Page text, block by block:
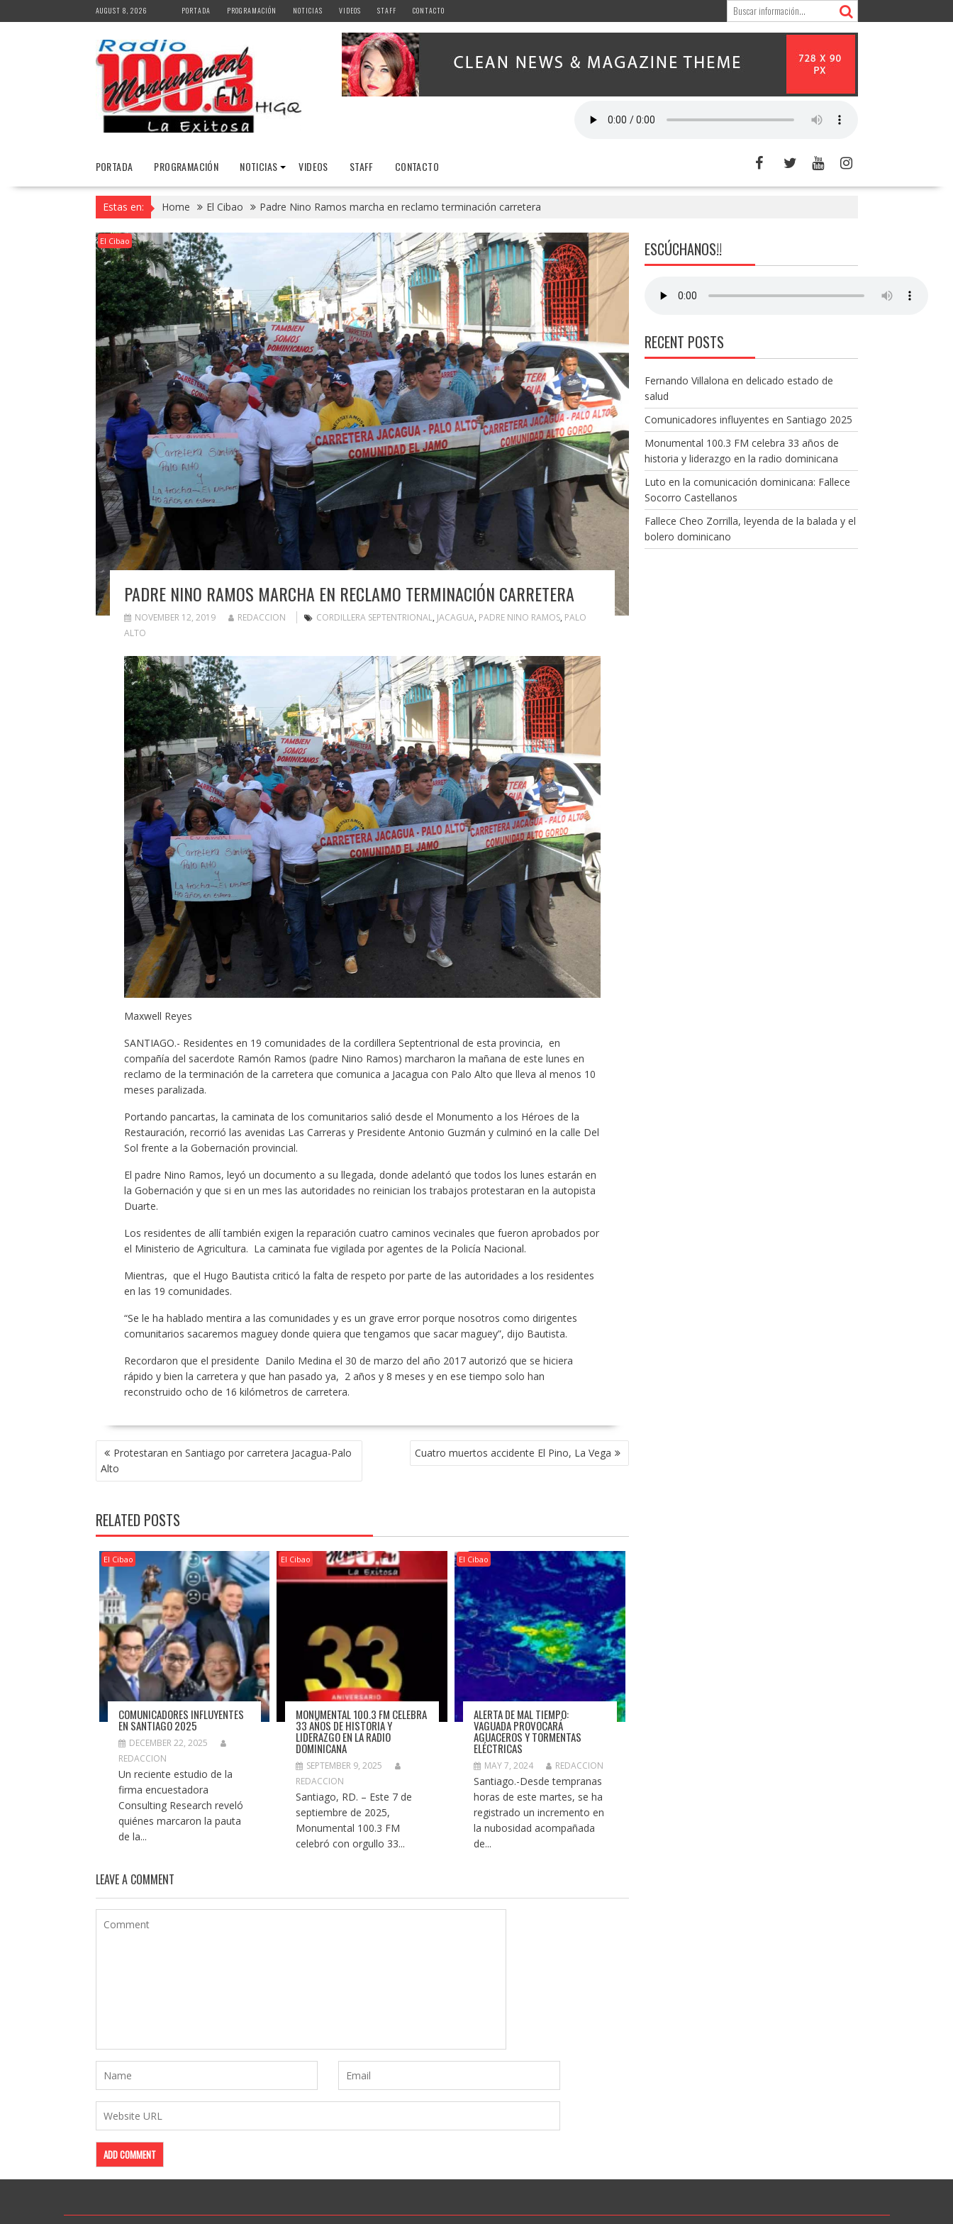
to
AUGUST 8, 2026 PORTADA PROGRAMACIÓN NOTICIAS VIDEOS STAFF CONTACTO
PORTADA PROGRAMACIÓN NOTICIAS VIDEOS STAFF CONTACTO
Estas en: Home El Cibao Padre Nino Ramos marcha en reclamo terminación carretera
El Cibao
PADRE NINO RAMOS MARCHA EN RECLAMO TERMINACIÓN CARRETERA
NOVEMBER 12, 2019 REDACCION CORDILLERA SEPTENTRIONAL, JACAGUA, PADRE NINO RAMOS, PALO
ALTO
Maxwell Reyes
SANTIAGO.- Residentes en 19 comunidades de la cordillera Septentrional de esta provincia, en
compañía del sacerdote Ramón Ramos (padre Nino Ramos) marcharon la mañana de este lunes en
reclamo de la terminación de la carretera que comunica a Jacagua con Palo Alto que lleva al menos 10
meses paralizada.
Portando pancartas, la caminata de los comunitarios salió desde el Monumento a los Héroes de la
Restauración, recorrió las avenidas Las Carreras y Presidente Antonio Guzmán y culminó en la calle Del
Sol frente a la Gobernación provincial.
El padre Nino Ramos, leyó un documento a su llegada, donde adelantó que todos los lunes estarán en
la Gobernación y que si en un mes las autoridades no reinician los trabajos protestaran en la autopista
Duarte.
Los residentes de allí también exigen la reparación cuatro caminos vecinales que fueron aprobados por
el Ministerio de Agricultura. La caminata fue vigilada por agentes de la Policía Nacional.
Mientras, que el Hugo Bautista criticó la falta de respeto por parte de las autoridades a los residentes
en las 19 comunidades.
“Se le ha hablado mentira a las comunidades y es un grave error porque nosotros como dirigentes
comunitarios sacaremos maguey donde quiera que tengamos que sacar maguey”, dijo Bautista.
Recordaron que el presidente Danilo Medina el 30 de marzo del año 2017 autorizó que se hiciera
rápido y bien la carretera y que han pasado ya, 2 años y 8 meses y en ese tiempo solo han
reconstruido ocho de 16 kilómetros de carretera.
POST
NAVIGATION
Protestaran en Santiago por carretera Jacagua-Palo
Alto
Cuatro muertos accidente El Pino, La Vega
RELATED POSTS
El Cibao
COMUNICADORES INFLUYENTES
EN SANTIAGO 2025
DECEMBER 22, 2025
REDACCION
Un reciente estudio de la
firma encuestadora
Consulting Research reveló
quiénes marcaron la pauta
de la...
El Cibao
MONUMENTAL 100.3 FM CELEBRA
33 AÑOS DE HISTORIA Y
LIDERAZGO EN LA RADIO
DOMINICANA
SEPTEMBER 9, 2025
REDACCION
Santiago, RD. – Este 7 de
septiembre de 2025,
Monumental 100.3 FM
celebró con orgullo 33...
El Cibao
ALERTA DE MAL TIEMPO:
VAGUADA PROVOCARÁ
AGUACEROS Y TORMENTAS
ELÉCTRICAS
MAY 7, 2024 REDACCION
Santiago.-Desde tempranas
horas de este martes, se ha
registrado un incremento en
la nubosidad acompañada
de...
LEAVE A COMMENT
ESCÚCHANOS!!
RECENT POSTS
Fernando Villalona en delicado estado de
salud
Comunicadores influyentes en Santiago 2025
Monumental 100.3 FM celebra 33 años de
historia y liderazgo en la radio dominicana
Luto en la comunicación dominicana: Fallece
Socorro Castellanos
Fallece Cheo Zorrilla, leyenda de la balada y el
bolero dominicano